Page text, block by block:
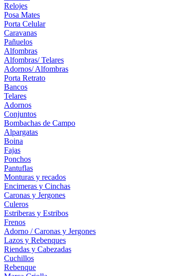
Relojes
Posa Mates
Porta Celular
Caravanas
Pañuelos
Alfombras
Alfombras/ Telares
Adornos/ Alfombras
Porta Retrato
Bancos
Telares
Adornos
Conjuntos
Bombachas de Campo
Alpargatas
Boina
Fajas
Ponchos
Pantuflas
Monturas y recados
Encimeras y Cinchas
Caronas y Jergones
Culeros
Estriberas y Estribos
Frenos
Adorno / Caronas y Jergones
Lazos y Rebenques
Riendas y Cabezadas
Cuchillos
Rebenque